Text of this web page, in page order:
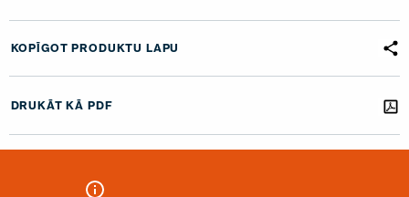
KOPĪGOT PRODUKTU LAPU
DRUKĀT KĀ PDF